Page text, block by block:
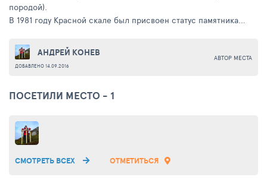
породой).
В 1981 году Красной скале был присвоен статус памятника
вокруг местность находится под охраной, так как имеет
важность для научно-познавательных изысканий.
АВТОР МЕСТА
АНДРЕЙ КОНЕВ
ДОБАВЛЕНО 14.09.2016
ПОСЕТИЛИ МЕСТО - 1
СМОТРЕТЬ ВСЕХ ОТМЕТИТЬСЯ